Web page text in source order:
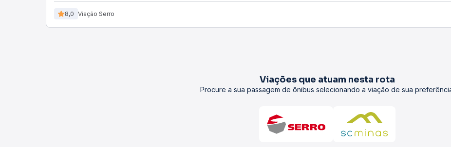
8,0 Viação Serro
Viações que atuam nesta rota
Procure a sua passagem de ônibus selecionando a viação de sua